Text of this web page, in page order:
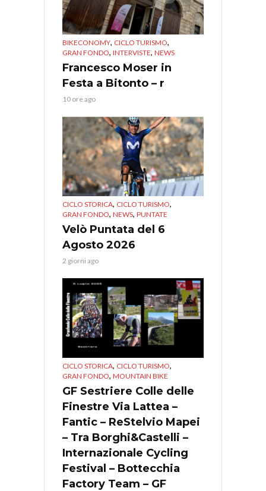
BIKECONOMY, CICLO TURISMO,
GRAN FONDO, INTERVISTE, NEWS
Francesco Moser in
Festa a Bitonto – r
10 ore ago
CICLO STORICA, CICLO TURISMO,
GRAN FONDO, NEWS, PUNTATE
Velò Puntata del 6
Agosto 2026
2 giorni ago
CICLO STORICA, CICLO TURISMO,
GRAN FONDO, MOUNTAIN BIKE
GF Sestriere Colle delle
Finestre Via Lattea –
Fantic – ReStelvio Mapei
– Tra Borghi&Castelli –
Internazionale Cycling
Festival – Bottecchia
Factory Team – GF